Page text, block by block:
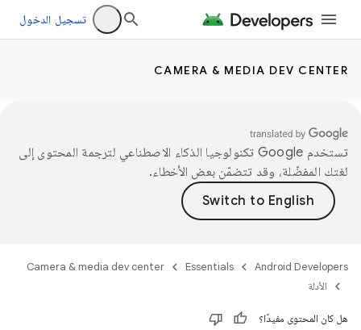
تسجيل الدخول
CAMERA & MEDIA DEV CENTER
تستخدم Google تكنولوجيا الذكاء الاصطناعي لترجمة المحتوى إلى
لغتك المفضّلة، وقد تتضمّن بعض الأخطاء.
Android Developers
Essentials
Camera & media dev center
الأدلة
هل كان المحتوى مفيدًا؟